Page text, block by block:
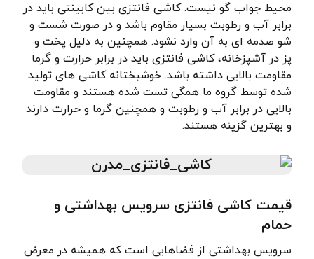
محیط جواب گو نیست. کاشی فانتزی بین کابینتی باید در
برابر آب و رطوبت بسیار مقاوم باشد و در صورت شست و
شو صدمه ای به آن وارد نشود. همچنین به دلیل پخت و
پز در آشپزخانه، کاشی فانتزی باید در برابر حرارت و گرما
مقاومت بالایی داشته باشد. خوشبختانه کاشی های تولید
شده توسط گروه ما همگی تست شده هستند و مقاومت
بالایی در برابر آب و رطوبت و همچنین گرما و حرارت دارند
و بهترین گزینه هستند.
قیمت کاشی فانتزی سرویس بهداشتی و
حمام
سرویس بهداشتی از فضاهایی است که همیشه در معرض